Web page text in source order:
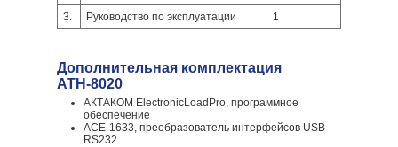
3.
Руководство по эксплуатации 1
Дополнительная комплектация
АТН-8020
АКТАКОМ ElectronicLoadPro, программное
обеспечение
АСЕ-1633, преобразователь интерфейсов USB-
RS232